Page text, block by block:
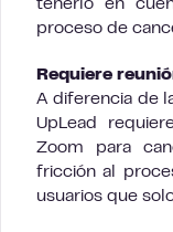
tenerlo en
proceso de
Requiere
A diferencia de
UpLead
Zoom para
fricción al
usuarios que